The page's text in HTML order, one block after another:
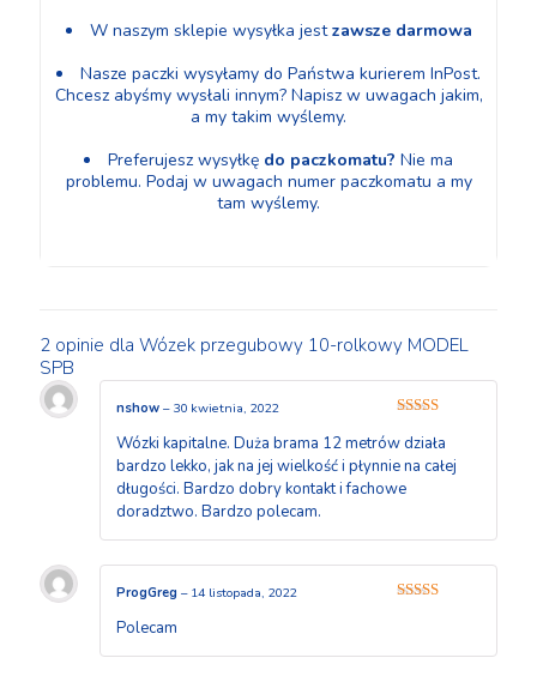
W naszym sklepie wysyłka jestzawsze darmowa
Nasze paczki wysyłamy do Państwa kurierem InPost.
Chcesz abyśmy wysłali innym? Napisz w uwagach jakim,
a my takim wyślemy.
Preferujesz wysyłkę do paczkomatu? Nie ma
problemu. Podaj w uwagach numer paczkomatu a my
tam wyślemy.
2 opinie dla Wózek przegubowy 10-rolkowy MODEL
SPB
na 5
nshow – 30 kwietnia, 2022
Wózki kapitalne. Duża brama 12 metrów działa
bardzo lekko, jak na jej wielkość i płynnie na całej
długości. Bardzo dobry kontakt i fachowe
doradztwo. Bardzo polecam.
ProgGreg – 14 listopada, 2022
Polecam